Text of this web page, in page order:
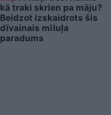
kā traki skrien pa māju?
Beidzot izskaidrots šis
dīvainais mīluļa
paradums